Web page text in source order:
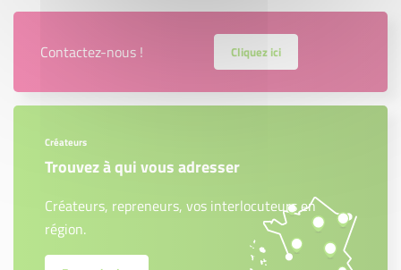
Contactez-nous ! Cliquez ici
Créateurs
Trouvez à qui vous adresser
Créateurs, repreneurs, vos interlocuteurs en
région.